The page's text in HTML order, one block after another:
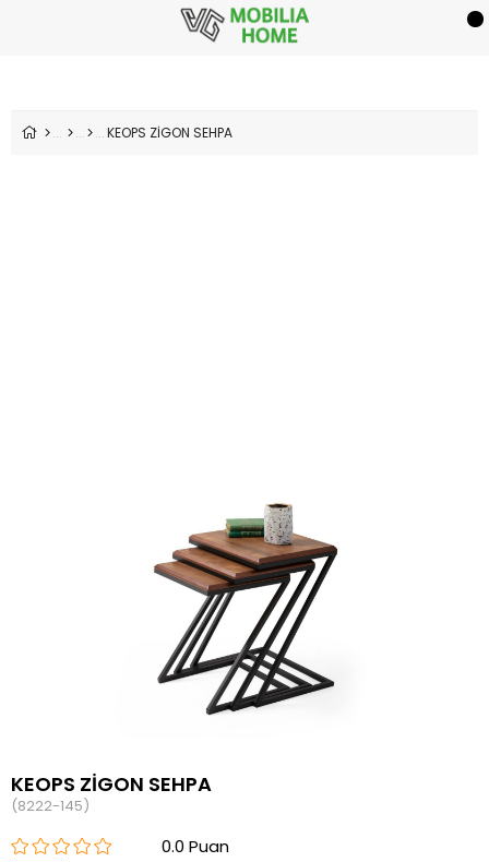
KEOPS ZİGON SEHPA
KEOPS ZİGON SEHPA
(8222-145)
0.0